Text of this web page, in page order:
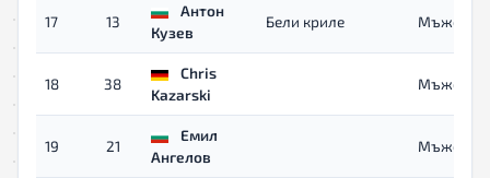
17 13
Антон
Кузев
Бели криле Мъже
18 38
Chris
Kazarski
Мъже
19 21
Емил
Ангелов
Мъже